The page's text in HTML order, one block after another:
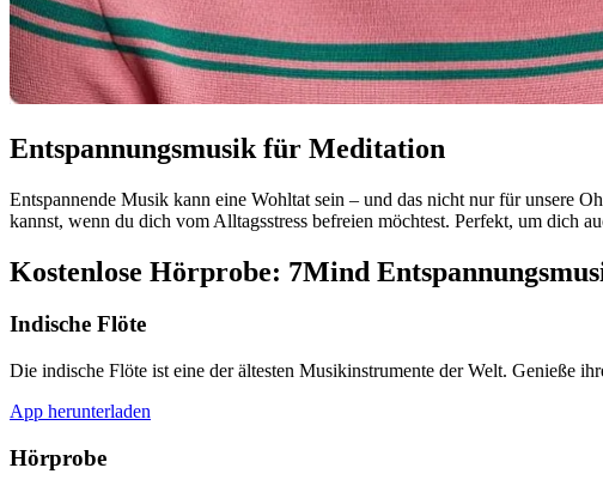
Entspannungsmusik für Meditation
Entspannende Musik kann eine Wohltat sein – und das nicht nur für unsere
kannst, wenn du dich vom Alltagsstress befreien möchtest. Perfekt, um dich
Kostenlose Hörprobe: 7Mind
Indische Flöte
Die indische Flöte ist eine der ältesten Musikinstrumente der Welt. Genieße
App herunterladen
Hörprobe